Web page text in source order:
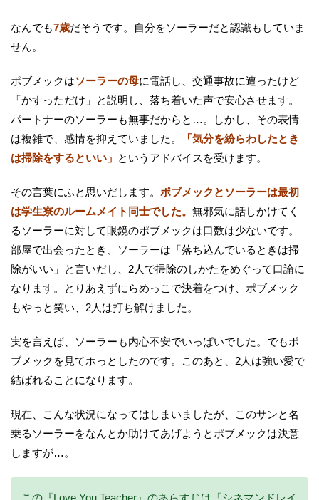
なんでも7歳だそうです。自分をソーラーだと認識もしていま
せん。
ポブメックはソーラーの母に電話し、交通事故に遭ったけど
「かすっただけ」と説明し、落ち着いた声で安心させます。
パートナーのソーラーも無事だからと…。しかし、その表情
は複雑で、感情を抑えていました。
「気分を紛らわしたとき
は掃除をするといい」 というアドバイスを受けます。
その言葉にふと思いだします。 ポブメックとソーラーは最初
は学生寮のルームメイト同士でした。 無邪気に話しかけてく
るソーラーに対して眼鏡のポブメックは口数は少ないです。
部屋で出会ったとき、ソーラーは「落ち込んでいるときは掃
除がいい」と言いだし、2人で掃除のしかたをめぐって口論に
なります。とりあえずにらめっこで決着をつけ、ポブメック
もやっと笑い、2人は打ち解けました。
実を言えば、ソーラーも内心不安でいっぱいでした。でもポ
ブメックを見てホっとしたのです。このあと、2人は強い愛で
結ばれることになります。
現在、こんな状況になってはしまいましたが、このサンと名
乗るソーラーをなんとか助けてあげようとポブメックは決意
しますが…。
この『Love You Teacher』のあらすじは「シネマンドレイ